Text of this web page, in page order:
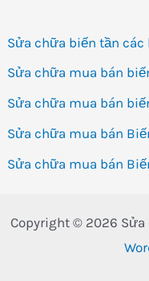
Sửa chữa biến tần các
Sửa chữa mua bán
Sửa chữa mua bán
Sửa chữa mua bán
Sửa chữa mua bán
Copyright © 2026